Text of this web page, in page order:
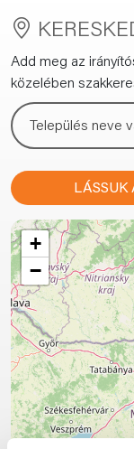
Add meg az
közelében
LÁSSUK
+
−